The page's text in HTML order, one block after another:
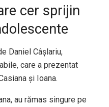
cer sprijin
Daniel Câșlariu,
care a prezentat
și Ioana.
au rămas singure pe